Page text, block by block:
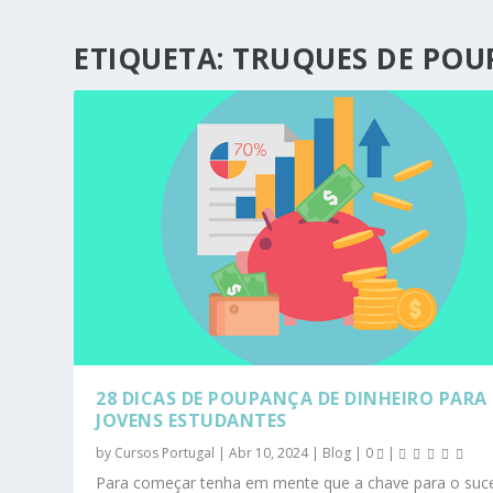
ETIQUETA: TRUQUES DE
28 DICAS DE POUPANÇA DE DINHEIRO PARA
JOVENS ESTUDANTES
by Cursos Portugal |Abr 10, 2024| Blog | 0 |
Para começar tenha em mente que a chave para o